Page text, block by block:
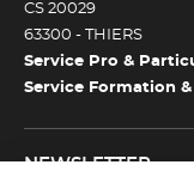
CS 20029
63300 - THIERS
Service Pro &
Service Formation
NEWSLETTER